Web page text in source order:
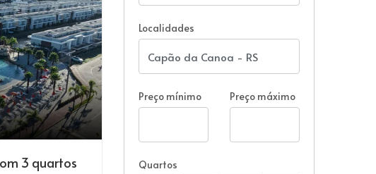
3 quartos
Localidades
Preço mínimo Preço máximo
Quartos